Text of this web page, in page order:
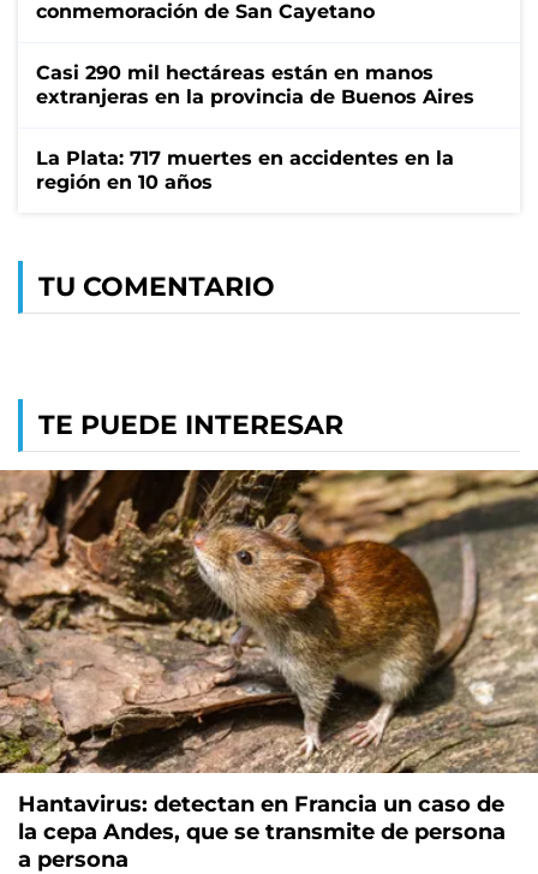
conmemoración de San Cayetano
Casi 290 mil hectáreas están en manos
extranjeras en la provincia de Buenos Aires
La Plata: 717 muertes en accidentes en la
región en 10 años
TU COMENTARIO
TE PUEDE INTERESAR
Hantavirus: detectan en Francia un caso de
la cepa Andes, que se transmite de persona
a persona